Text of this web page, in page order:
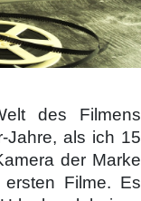
des Filmens
Jahre, als ich 15
der Marke
Filme. Es